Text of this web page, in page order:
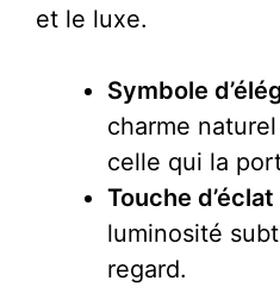
et le luxe.
Symbole
charme
celle qui la
Touche d’éclat
luminosité
regard.